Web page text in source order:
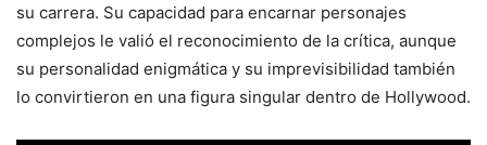
su carrera. Su capacidad para encarnar personajes
complejos le valió el reconocimiento de la crítica, aunque
su personalidad enigmática y su imprevisibilidad también
lo convirtieron en una figura singular dentro de Hollywood.